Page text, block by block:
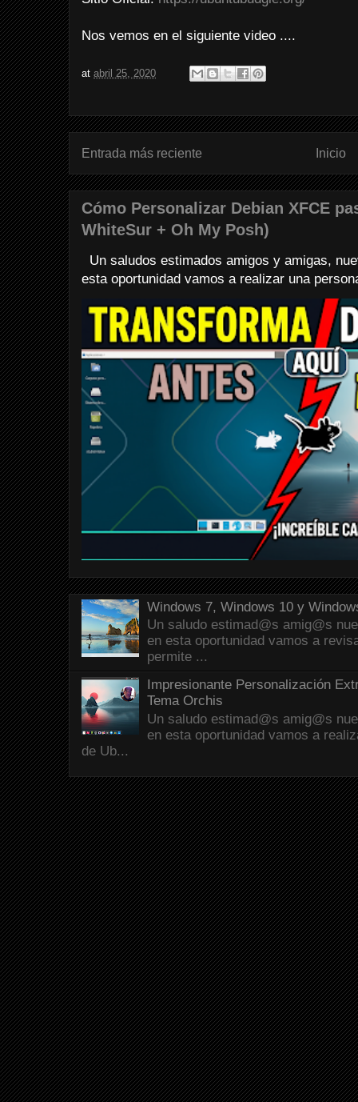
Nos vemos en el siguiente video ....
at abril 25, 2020
Entrada más reciente Inicio
Cómo Personalizar Debian XFCE
WhiteSur + Oh My Posh)
Un saludos estimados amigos y amigas,
esta oportunidad vamos a realizar una
Windows 7, Windows 10 y
Un saludo estimad@s amig@s
en esta oportunidad vamos a
permite ...
Impresionante Personalización
Tema Orchis
Un saludo estimad@s amig@s
en esta oportunidad vamos a
de Ub...